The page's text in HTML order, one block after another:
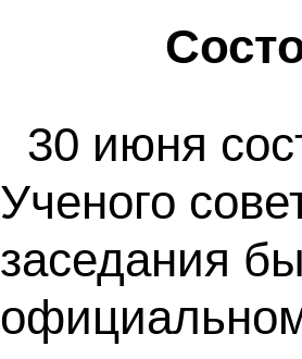
30 июня
Ученого
заседания